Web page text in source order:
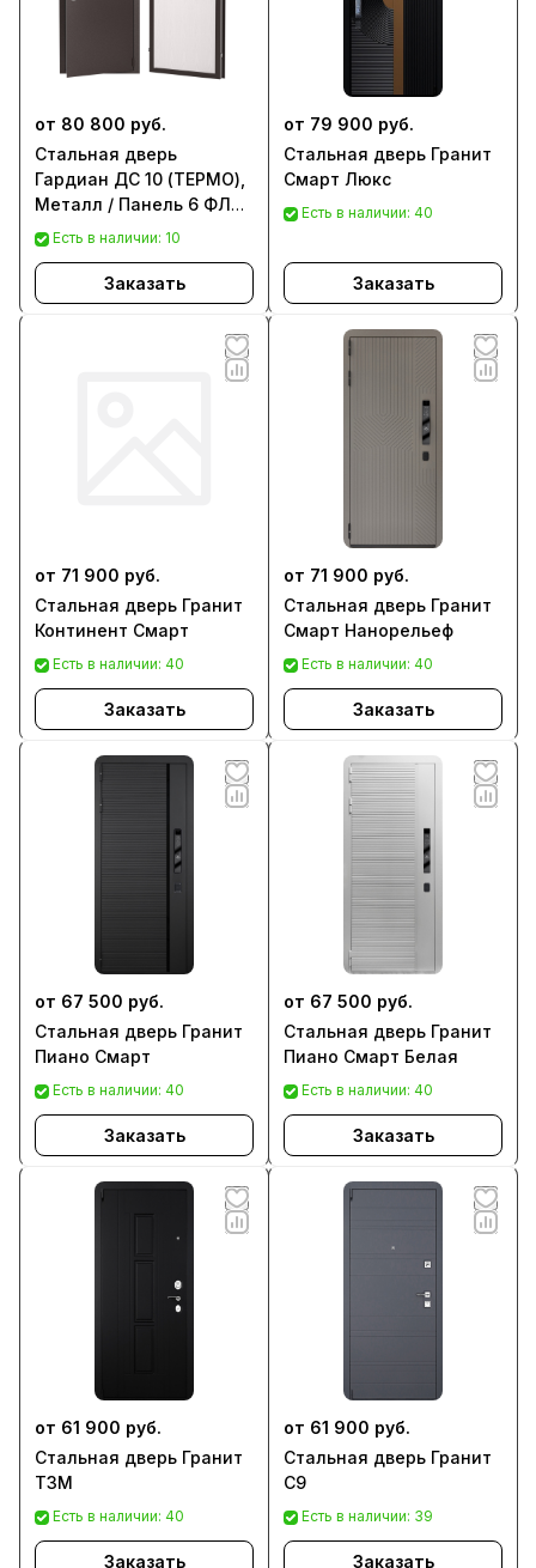
от 80 800 руб.
Стальная дверь
Гардиан ДС 10 (ТЕРМО),
Металл / Панель 6 ФЛН
00 (гладкая)
Есть в наличии: 10
Заказать
от 79 900 руб.
Стальная дверь Гранит
Смарт Люкс
Есть в наличии: 40
Заказать
от 71 900 руб.
Стальная дверь Гранит
Континент Смарт
Есть в наличии: 40
Заказать
от 71 900 руб.
Стальная дверь Гранит
Смарт Нанорельеф
Есть в наличии: 40
Заказать
от 67 500 руб.
Стальная дверь Гранит
Пиано Смарт
Есть в наличии: 40
Заказать
от 67 500 руб.
Стальная дверь Гранит
Пиано Смарт Белая
Есть в наличии: 40
Заказать
от 61 900 руб.
Стальная дверь Гранит
Т3М
Есть в наличии: 40
Заказать
от 61 900 руб.
Стальная дверь Гранит
С9
Есть в наличии: 39
Заказать